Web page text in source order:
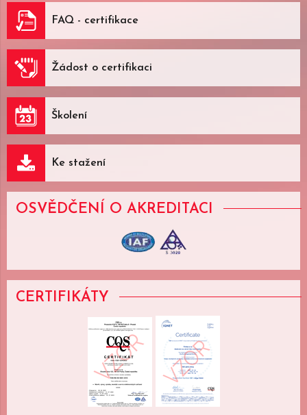
FAQ - certifikace
Žádost o certifikaci
Školení
Ke stažení
OSVĚDČENÍ O AKREDITACI
CERTIFIKÁTY